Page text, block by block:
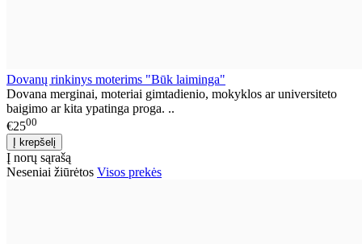
Dovanų rinkinys moterims "Būk laiminga"
Dovana merginai, moteriai gimtadienio, mokyklos ar universiteto
baigimo ar kita ypatinga proga. ..
€2500
Į norų sąrašą
Neseniai žiūrėtos Visos prekės